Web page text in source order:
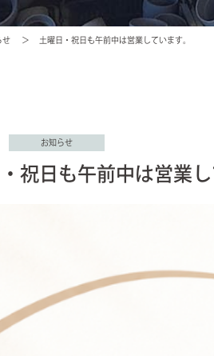
せ 土曜日・祝日も午前中は営業しています。
お知らせ
祝日も午前中は営業し